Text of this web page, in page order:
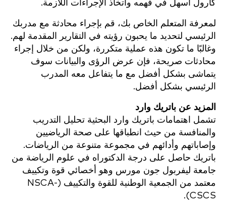
كارول أسهل في فهمه واتخاذ الإجراءات اللازمة.
لمعرفة المتعلم الخاص بك، قم بإجراء محادثة مع مدربك
الرئيسي لتحديد ما يحبون رؤيته في التقارير المقدمة لهم.
وغالبًا ما تكون هذه عملية متكررة، ولكن من خلال إجراء
محادثات صريحة، فإن عرض الرؤى والبيانات سوف
يتماشى بشكل أفضل مع ما يتفاعل معه المدرب
الرئيسي بشكل أفضل.
المزيد عن باتريك وارد
تشمل اهتمامات باتريك وارد البحثية تحليل التدريب
والمنافسة من حيث انطباقها على صحة الرياضيين
وإصاباتهم وأدائهم في مجموعة متنوعة من الرياضات.
باتريك حاصل على درجة الدكتوراه في علوم الرياضة من
جامعة ليفربول جون مورس وهو أخصائي قوة وتكييف
معتمد من الجمعية الوطنية للقوة والتكييف (NSCA-
CSCS).